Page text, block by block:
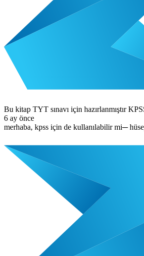
Bu kitap TYT sınavı için hazırlanmıştır
6 ay önce
merhaba, kpss için de kullanılabilir mi─